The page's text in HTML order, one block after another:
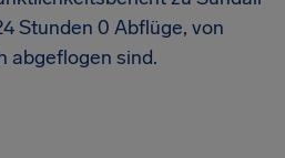
Stunden 0 Abflüge, von
abgeflogen sind.